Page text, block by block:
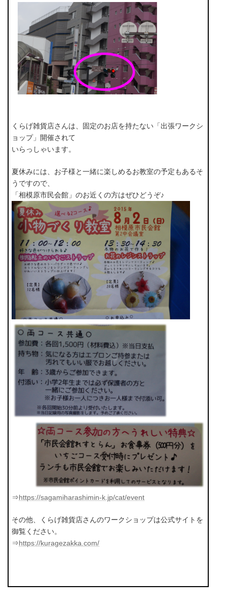
くらげ雑貨店さんは、固定のお店を持たない「出張ワークシ
ョップ」開催されて
いらっしゃいます。
夏休みには、お子様と一緒に楽しめるお教室の予定もあるそ
うですので、
「相模原市民会館」のお近くの方はぜひどうぞ♪
⇒https://sagamiharashimin-k.jp/cat/event
その他、くらげ雑貨店さんのワークショップは公式サイトを
御覧ください。
⇒https://kuragezakka.com/